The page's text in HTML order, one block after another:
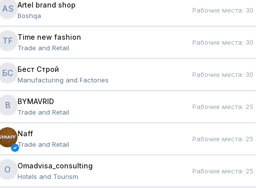
AS Artel brand shop
Boshqa
Рабочие места: 30
TF Time new fashion
Trade and Retail
Рабочие места: 30
БС Бест Строй
Manufacturing and Factories
Рабочие места: 30
B BYMAVRID
Trade and Retail
Рабочие места: 25
Naff
Trade and Retail
Рабочие места: 25
O Omadvisa_consulting
Hotels and Tourism
Рабочие места: 25